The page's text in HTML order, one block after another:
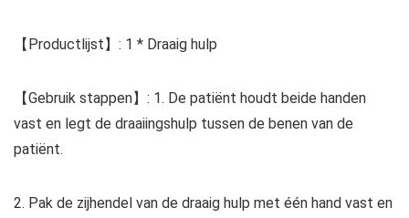
【Productlijst】: 1 * Draaig hulp
【Gebruik stappen】: 1. De patiënt houdt beide handen
vast en legt de draaiingshulp tussen de benen van de
patiënt.
2. Pak de zijhendel van de draaig hulp met één hand vast en